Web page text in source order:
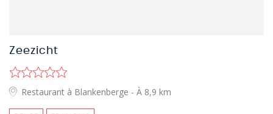
Zeezicht
Restaurant à Blankenberge - À 8,9 km